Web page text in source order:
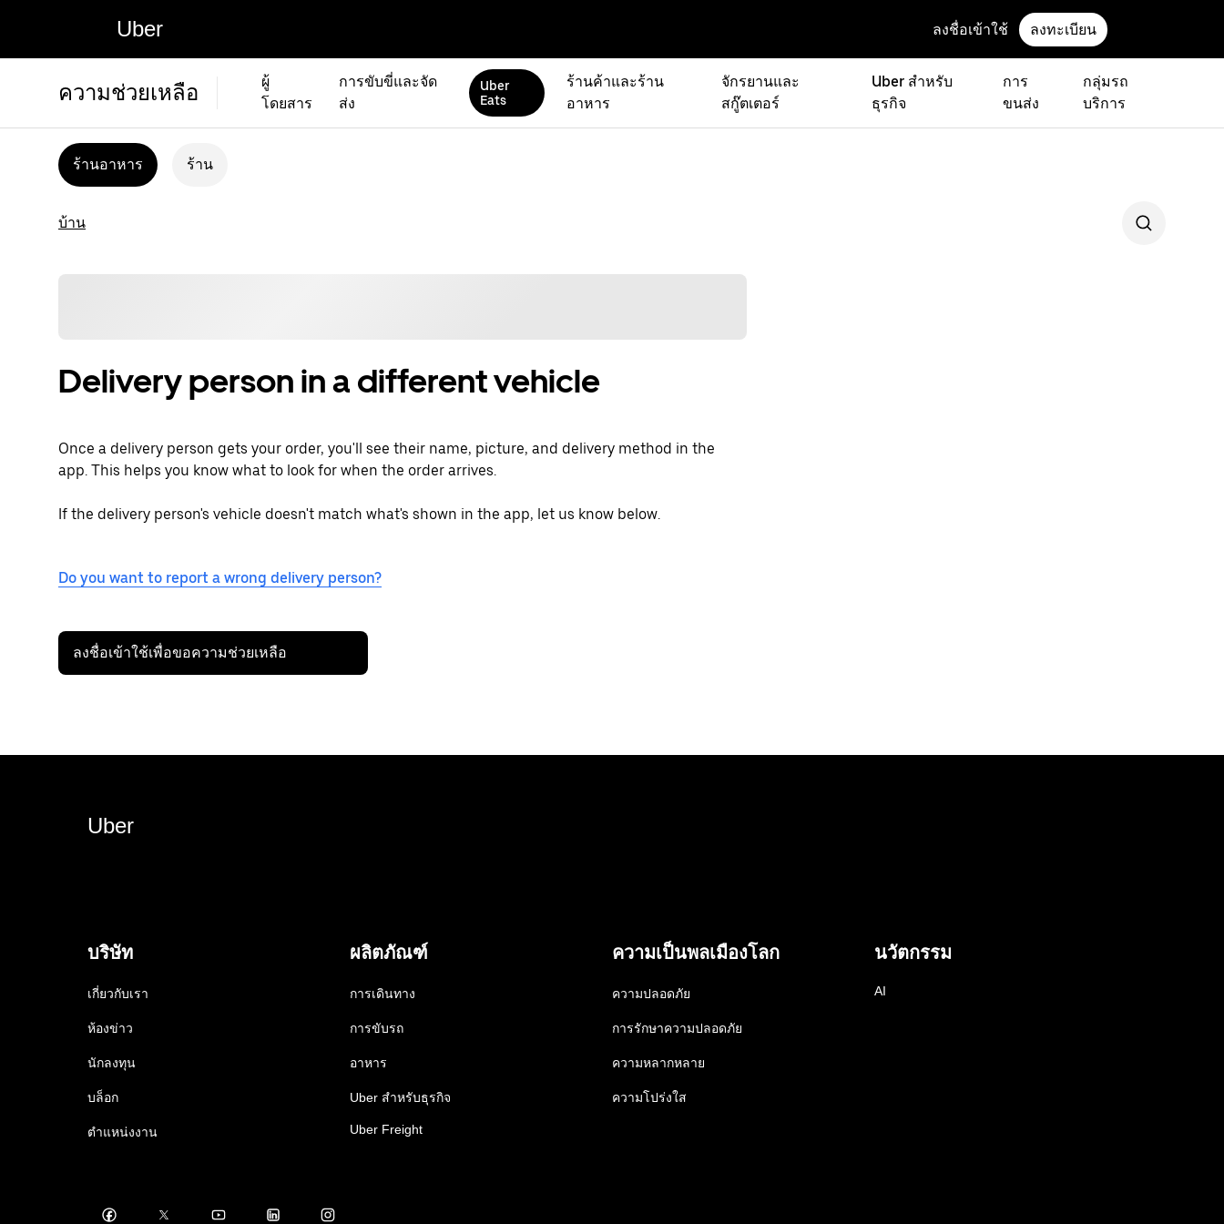
Uber ลงชื่อเข้าใช้ ลงทะเบียน
ความช่วยเหลือ
ผู้
โดยสาร
การขับขี่และจัด
ส่ง
Uber
Eats
ร้านค้าและร้าน
อาหาร
จักรยานและ
สกู๊ตเตอร์
Uber สำหรับ
ธุรกิจ
การ
ขนส่ง
กลุ่มรถ
บริการ
ร้านอาหาร ร้าน
บ้าน
Delivery person in a different vehicle
Once a delivery person gets your order, you'll see their name, picture, and delivery method in the
app. This helps you know what to look for when the order arrives.
If the delivery person's vehicle doesn't match what's shown in the app, let us know below.
Do you want to report a wrong delivery person?
ลงชื่อเข้าใช้เพื่อขอความช่วยเหลือ
Uber
บริษัท
เกี่ยวกับเรา
ห้องข่าว
นักลงทุน
บล็อก
ตำแหน่งงาน
ผลิตภัณฑ์
การเดินทาง
การขับรถ
อาหาร
Uber สำหรับธุรกิจ
Uber Freight
ความเป็นพลเมืองโลก
ความปลอดภัย
การรักษาความปลอดภัย
ความหลากหลาย
ความโปร่งใส
นวัตกรรม
AI